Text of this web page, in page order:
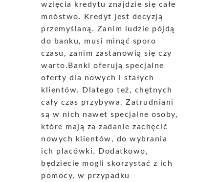
wzięcia kredytu znajdzie się całe
mnóstwo. Kredyt jest decyzją
przemyślaną. Zanim ludzie pójdą
do banku, musi minąć sporo
czasu, zanim zastanowią się czy
warto.Banki oferują specjalne
oferty dla nowych i stałych
klientów. Dlatego też, chętnych
cały czas przybywa. Zatrudniani
są w nich nawet specjalne osoby,
które mają za zadanie zachęcić
nowych klientów, do wybrania
ich placówki. Dodatkowo,
będziecie mogli skorzystać z ich
pomocy, w przypadku